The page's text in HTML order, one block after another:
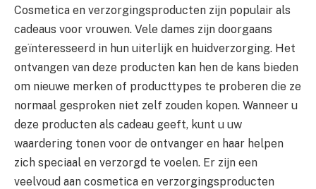
Cosmetica en verzorgingsproducten zijn populair als
cadeaus voor vrouwen. Vele dames zijn doorgaans
geïnteresseerd in hun uiterlijk en huidverzorging. Het
ontvangen van deze producten kan hen de kans bieden
om nieuwe merken of producttypes te proberen die ze
normaal gesproken niet zelf zouden kopen. Wanneer u
deze producten als cadeau geeft, kunt u uw
waardering tonen voor de ontvanger en haar helpen
zich speciaal en verzorgd te voelen. Er zijn een
veelvoud aan cosmetica en verzorgingsproducten